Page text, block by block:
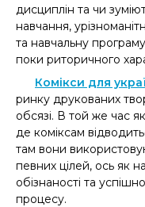
дисциплін та чи
навчання,
та навчальну
поки риторичного
Комікси для
ринку друкованих
обсязі. В той же час
де коміксам
там вони
певних цілей, ось як
обізнаності та
процесу.